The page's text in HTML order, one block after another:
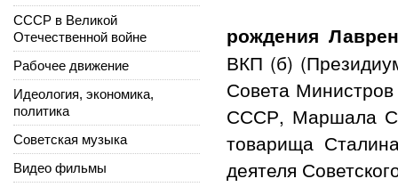
рождения
ВКП (б)
Совета
СССР, Маршала
товарища
деятеля
СССР в Великой
Отечественной войне
Рабочее движение
Идеология, экономика,
политика
Советская музыка
Видео фильмы